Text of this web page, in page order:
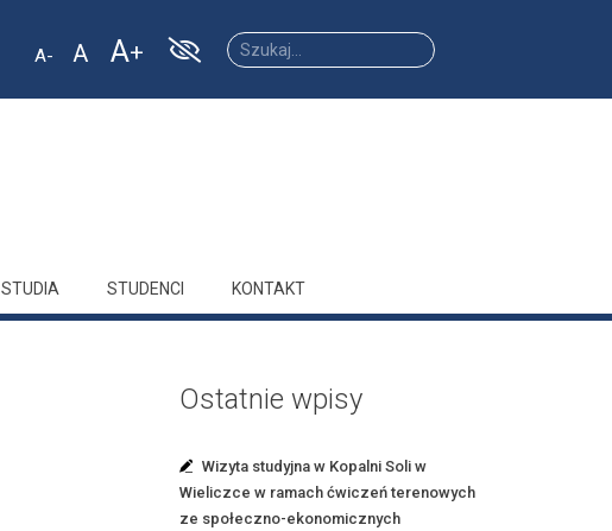
A
font size.
A
font
A
Increase
font
STUDIA STUDENCI KONTAKT
Ostatnie wpisy
Wizyta studyjna w Kopalni Soli w
Wieliczce w ramach ćwiczeń terenowych
ze społeczno-ekonomicznych